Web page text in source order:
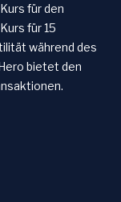
für den
für 15
während des
bietet den